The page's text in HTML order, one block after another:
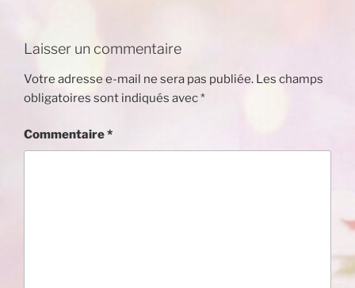
Laisser un commentaire
Votre adresse e-mail ne sera pas publiée. Les champs
obligatoires sont indiqués avec*
Commentaire*